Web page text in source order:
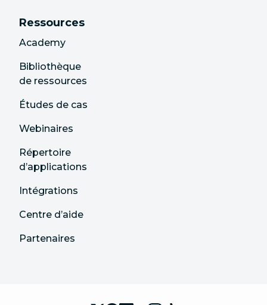
Ressources
Academy
Bibliothèque
de ressources
Études de cas
Webinaires
Répertoire
d’applications
Intégrations
Centre d’aide
Partenaires